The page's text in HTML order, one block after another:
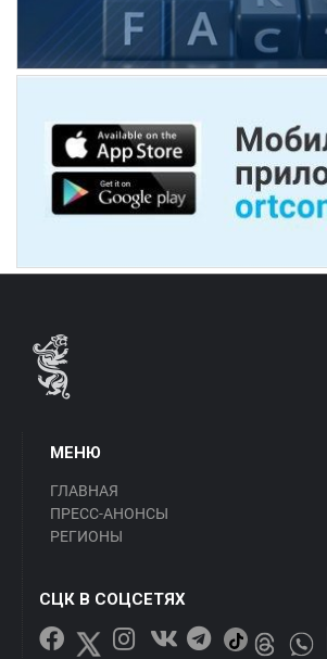
МЕНЮ
ГЛАВНАЯ
ПРЕСС-АНОНСЫ
РЕГИОНЫ
СЦК В СОЦСЕТЯХ